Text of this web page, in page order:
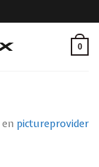
0
en pictureprovider